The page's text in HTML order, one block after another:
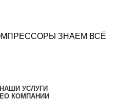
ЗНАЕМ ВСЁ
НАШИ УСЛУГИ
О КОМПАНИИ